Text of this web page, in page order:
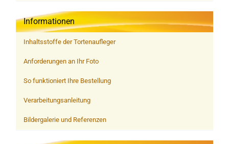
Informationen
Inhaltsstoffe der Tortenaufleger
Anforderungen an Ihr Foto
So funktioniert Ihre Bestellung
Verarbeitungsanleitung
Bildergalerie und Referenzen